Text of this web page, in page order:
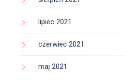
lipiec 2021
czerwiec 2021
maj 2021